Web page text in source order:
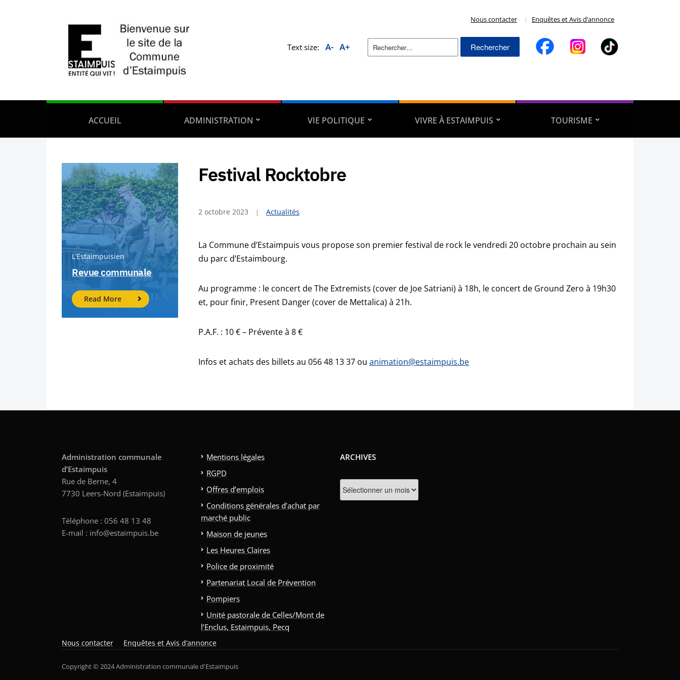
Nous contacter Enquêtes et Avis d’annonce
Text size: A- A+
Rechercher :
ACCUEIL ADMINISTRATION VIE POLITIQUE VIVRE À ESTAIMPUIS TOURISME
L’Estaimpuisien
Revue communale
Read More
Festival Rocktobre
2 octobre 2023 Actualités
La Commune d’Estaimpuis vous propose son premier festival de rock le vendredi 20 octobre prochain au sein
du parc d’Estaimbourg.
Au programme : le concert de The Extremists (cover de Joe Satriani) à 18h, le concert de Ground Zero à 19h30
et, pour finir, Present Danger (cover de Mettalica) à 21h.
P.A.F. : 10 € – Prévente à 8 €
Infos et achats des billets au 056 48 13 37 ou animation@estaimpuis.be
Administration communale
d’Estaimpuis
Rue de Berne, 4
7730 Leers-Nord (Estaimpuis)
Téléphone : 056 48 13 48
E-mail : info@estaimpuis.be
Mentions légales
RGPD
Offres d’emplois
Conditions générales d’achat par
marché public
Maison de jeunes
Les Heures Claires
Police de proximité
Partenariat Local de Prévention
Pompiers
Unité pastorale de Celles/Mont de
l’Enclus, Estaimpuis, Pecq
ARCHIVES
Nous contacter Enquêtes et Avis d’annonce
Copyright © 2024 Administration communale d'Estaimpuis